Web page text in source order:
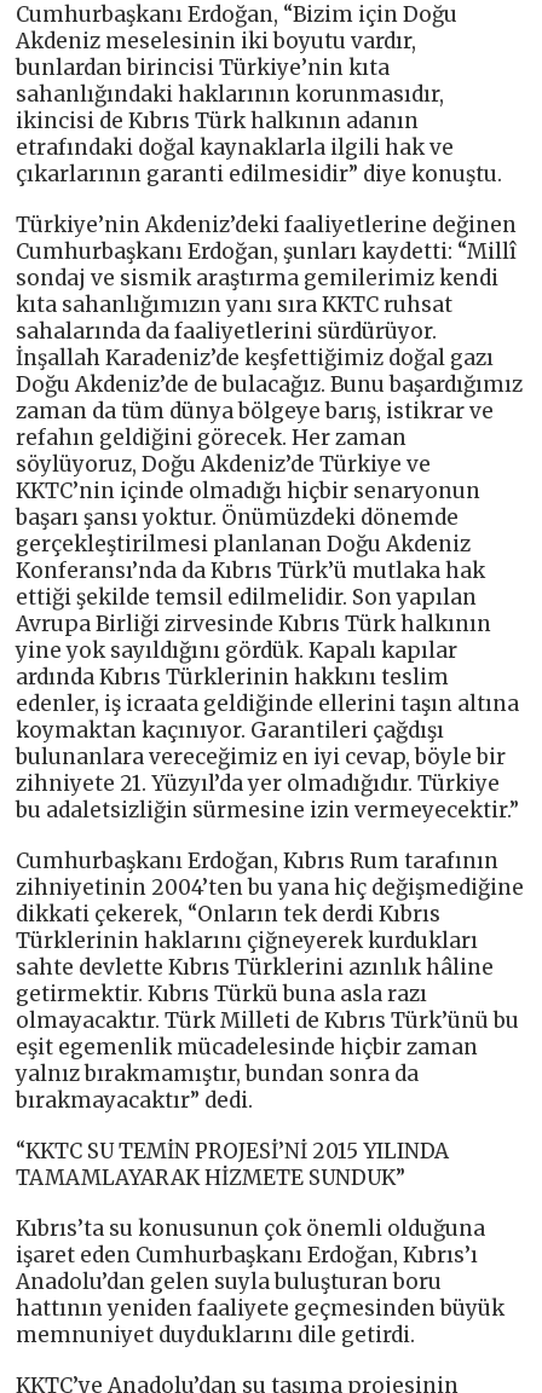
Cumhurbaşkanı Erdoğan, “Bizim için Doğu
Akdeniz meselesinin iki boyutu vardır,
bunlardan birincisi Türkiye’nin kıta
sahanlığındaki haklarının korunmasıdır,
ikincisi de Kıbrıs Türk halkının adanın
etrafındaki doğal kaynaklarla ilgili hak ve
çıkarlarının garanti edilmesidir” diye konuştu.
Türkiye’nin Akdeniz’deki faaliyetlerine değinen
Cumhurbaşkanı Erdoğan, şunları kaydetti: “Millî
sondaj ve sismik araştırma gemilerimiz kendi
kıta sahanlığımızın yanı sıra KKTC ruhsat
sahalarında da faaliyetlerini sürdürüyor.
İnşallah Karadeniz’de keşfettiğimiz doğal gazı
Doğu Akdeniz’de de bulacağız. Bunu başardığımız
zaman da tüm dünya bölgeye barış, istikrar ve
refahın geldiğini görecek. Her zaman
söylüyoruz, Doğu Akdeniz’de Türkiye ve
KKTC’nin içinde olmadığı hiçbir senaryonun
başarı şansı yoktur. Önümüzdeki dönemde
gerçekleştirilmesi planlanan Doğu Akdeniz
Konferansı’nda da Kıbrıs Türk’ü mutlaka hak
ettiği şekilde temsil edilmelidir. Son yapılan
Avrupa Birliği zirvesinde Kıbrıs Türk halkının
yine yok sayıldığını gördük. Kapalı kapılar
ardında Kıbrıs Türklerinin hakkını teslim
edenler, iş icraata geldiğinde ellerini taşın altına
koymaktan kaçınıyor. Garantileri çağdışı
bulunanlara vereceğimiz en iyi cevap, böyle bir
zihniyete 21. Yüzyıl’da yer olmadığıdır. Türkiye
bu adaletsizliğin sürmesine izin vermeyecektir.”
Cumhurbaşkanı Erdoğan, Kıbrıs Rum tarafının
zihniyetinin 2004’ten bu yana hiç değişmediğine
dikkati çekerek, “Onların tek derdi Kıbrıs
Türklerinin haklarını çiğneyerek kurdukları
sahte devlette Kıbrıs Türklerini azınlık hâline
getirmektir. Kıbrıs Türkü buna asla razı
olmayacaktır. Türk Milleti de Kıbrıs Türk’ünü bu
eşit egemenlik mücadelesinde hiçbir zaman
yalnız bırakmamıştır, bundan sonra da
bırakmayacaktır” dedi.
“KKTC SU TEMİN PROJESİ’Nİ 2015 YILINDA
TAMAMLAYARAK HİZMETE SUNDUK”
Kıbrıs’ta su konusunun çok önemli olduğuna
işaret eden Cumhurbaşkanı Erdoğan, Kıbrıs’ı
Anadolu’dan gelen suyla buluşturan boru
hattının yeniden faaliyete geçmesinden büyük
memnuniyet duyduklarını dile getirdi.
KKTC’ye Anadolu’dan su taşıma projesinin